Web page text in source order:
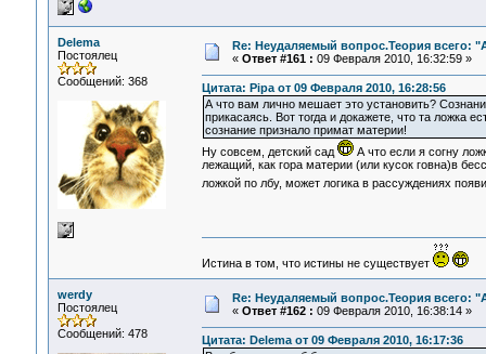
Delema
Постоялец
Сообщений: 368
Re: Неудаляемый вопрос.Теория всего:
« Ответ #161 : 09 Февраля 2010, 16:32:59 »
Цитата: Pipa от 09 Февраля 2010, 16:28:56
А что вам лично мешает это установить?
прикасаясь. Вот тогда и докажете, что та ложка
сознание признало примат материи!
Ну совсем, детский сад
А что если я согну
лежащий, как гора материи (или кусок говна)в
ложкой по лбу, может логика в рассуждениях
Истина в том, что истины не существует
werdy
Постоялец
Сообщений: 478
Re: Неудаляемый вопрос.Теория всего:
« Ответ #162 : 09 Февраля 2010, 16:38:14 »
Цитата: Delema от 09 Февраля 2010, 16:17:36